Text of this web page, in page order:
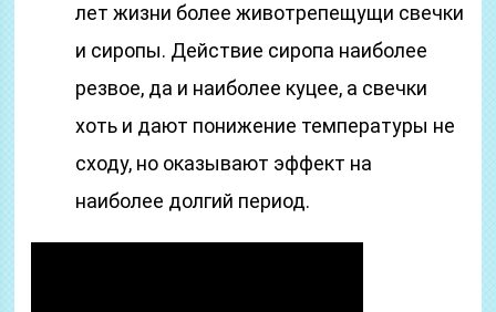
лет жизни более животрепещущи свечки
и сиропы. Действие сиропа наиболее
резвое, да и наиболее куцее, а свечки
хоть и дают понижение температуры не
сходу, но оказывают эффект на
наиболее долгий период.